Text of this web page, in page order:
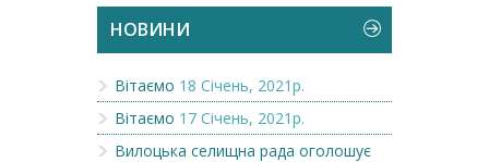
НОВИНИ
Вітаємо 18 Січень, 2021р.
Вітаємо 17 Січень, 2021р.
Вилоцька селищна рада оголошує